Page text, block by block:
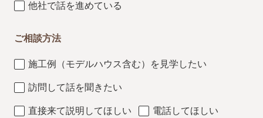
他社で話を進めている
ご相談方法
施工例（モデルハウス含む）を見学したい
訪問して話を聞きたい
直接来て説明してほしい 電話してほしい